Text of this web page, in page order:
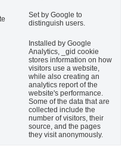
Set by Google to
distinguish users.
Installed by Google
Analytics, _gid cookie
stores information on how
visitors use a website,
while also creating an
analytics report of the
website's performance.
Some of the data that are
collected include the
number of visitors, their
source, and the pages
they visit anonymously.